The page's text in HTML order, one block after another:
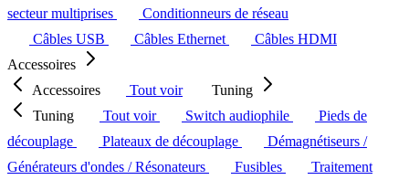
secteur multiprises
Conditionneurs de réseau
Câbles USB
Câbles Ethernet
Câbles HDMI
Accessoires
Accessoires
Tout voir
Tuning
Tuning
Tout voir Switch audiophile
Pieds de
découplage
Plateaux de découplage
Démagnétiseurs /
Générateurs d'ondes / Résonateurs
Fusibles
Traitement